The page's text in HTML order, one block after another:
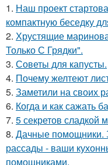
1. Наш проект
компактную беседку
2. Хрустящие
Только С Грядки".
3. Советы для капусты.
4. Почему желтеют
5. Заметили на своих
6. Когда и как сажать
7. 5 секретов сладкой
8. Дачные помощники.
рассады - ваши
помощниками.